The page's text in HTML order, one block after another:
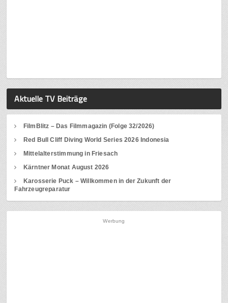
Aktuelle TV Beiträge
FilmBlitz – Das Filmmagazin (Folge 32/2026)
Red Bull Cliff Diving World Series 2026 Indonesia
Mittelalterstimmung in Friesach
Kärntner Monat August 2026
Karosserie Puck – Willkommen in der Zukunft der
Fahrzeugreparatur
Werbung